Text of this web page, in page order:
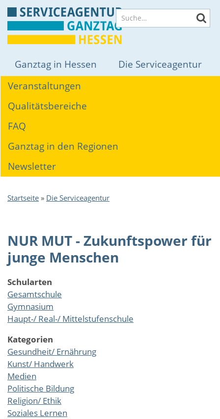
Direkt
zum
Inhalt
Suche
Hauptnavigation
Ganztag in Hessen Die Serviceagentur
Themen
Veranstaltungen
Qualitätsbereiche
FAQ
Ganztag in den Regionen
Newsletter
Pfadnavigation
Startseite Die Serviceagentur
NUR MUT - Zukunftspower für
junge Menschen
Schularten
Gesamtschule
Gymnasium
Haupt-/ Real-/ Mittelstufenschule
Kategorien
Gesundheit/ Ernährung
Kunst/ Handwerk
Medien
Politische Bildung
Religion/ Ethik
Soziales Lernen